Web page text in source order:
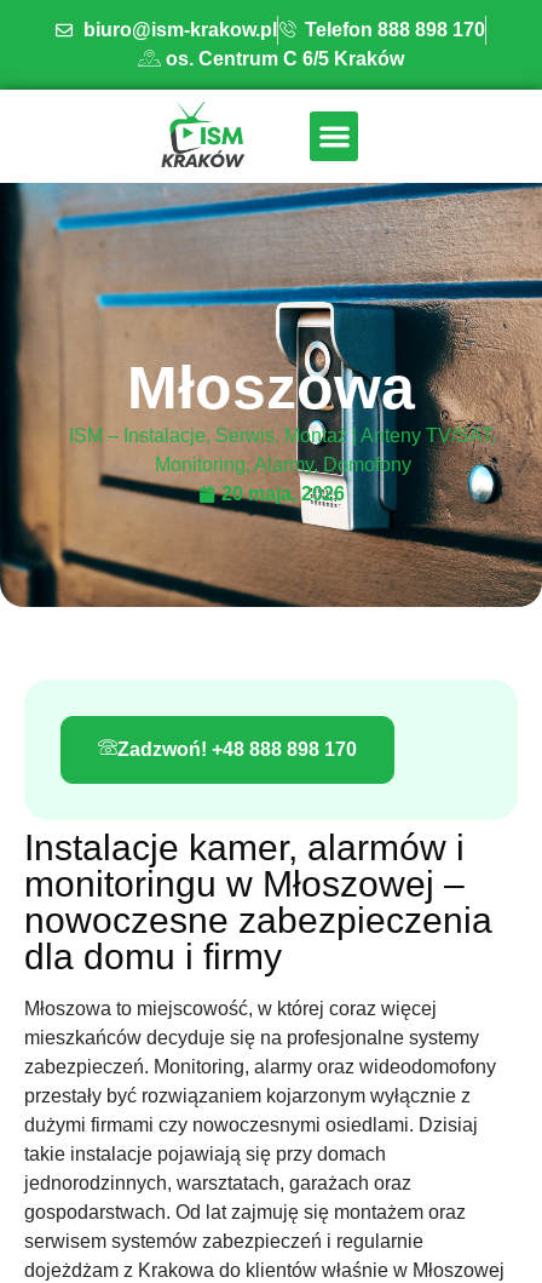
biuro@ism-krakow.pl
Telefon 888 898 170
os. Centrum C 6/5 Kraków
Młoszowa
ISM – Instalacje, Serwis, Montaż | Anteny TV/SAT,
Monitoring, Alarmy, Domofony
20 maja, 2026
Zadzwoń! +48 888 898 170
Instalacje kamer, alarmów i
monitoringu w Młoszowej –
nowoczesne zabezpieczenia
dla domu i firmy
Młoszowa to miejscowość, w której coraz więcej
mieszkańców decyduje się na profesjonalne systemy
zabezpieczeń. Monitoring, alarmy oraz wideodomofony
przestały być rozwiązaniem kojarzonym wyłącznie z
dużymi firmami czy nowoczesnymi osiedlami. Dzisiaj
takie instalacje pojawiają się przy domach
jednorodzinnych, warsztatach, garażach oraz
gospodarstwach. Od lat zajmuję się montażem oraz
serwisem systemów zabezpieczeń i regularnie
dojeżdżam z Krakowa do klientów właśnie w Młoszowej